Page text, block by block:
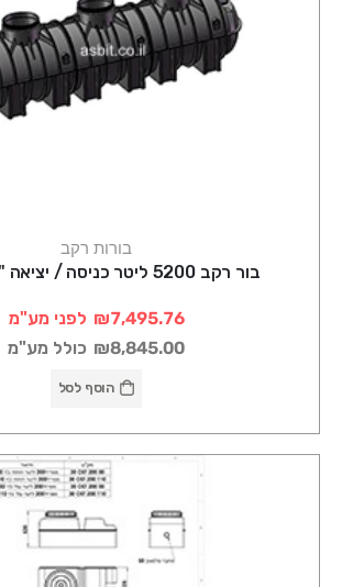
בורות רקב
בור רקב 5200 ליטר כניסה / יציאה "6 רוטוניב
₪7,495.76 לפני מע"מ
₪8,845.00 כולל מע"מ
הוסף לסל